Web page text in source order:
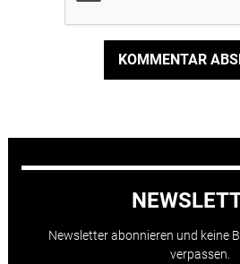
KOMMENTAR
Newsletter abonnieren und keine
verpassen.